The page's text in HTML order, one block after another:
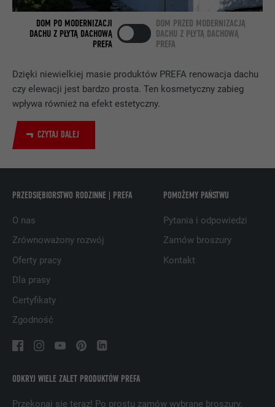
Dzięki niewielkiej masie produktów PREFA renowacja dachu
czy elewacji jest bardzo prosta. Ten kosmetyczny zabieg
wpływa również na efekt estetyczny.
CZYTAJ DALEJ
DOM PO MODERNIZACJI
DACHU Z PŁYTĄ DACHOWĄ
PREFA
DOM PRZED MODERNIZACJĄ
DACHU Z PŁYTĄ DACHOWĄ
PREFA
ODKRYJ WIELE ZALET PRODUKTÓW PREFA
Przekonaj się teraz! Po prostu zamów wybrane broszury.
PRZEDSIĘBIORSTWO RODZINNE | PREFA
O nas
Zrównoważony rozwój
Oferty pracy
Dla prasy
Certyfikaty
Zgodność
POMOŻEMY PAŃSTWU
Pytania i odpowiedzi
Zamów broszury
Kontakt
NAZWA bscookie
PROCEDURA 2 lata
CEL
Wykorzystuje usługę sieci
NAZWA UserMatchHistory
PROCEDURA
CEL